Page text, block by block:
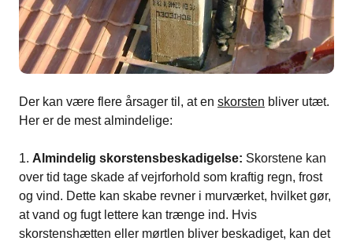
Der kan være flere årsager til, at en skorsten bliver utæt.
Her er de mest almindelige:
Almindelig skorstensbeskadigelse: Skorstene kan
over tid tage skade af vejrforhold som kraftig regn, frost
og vind. Dette kan skabe revner i murværket, hvilket gør,
at vand og fugt lettere kan trænge ind. Hvis
skorstenshætten eller mørtlen bliver beskadiget, kan det